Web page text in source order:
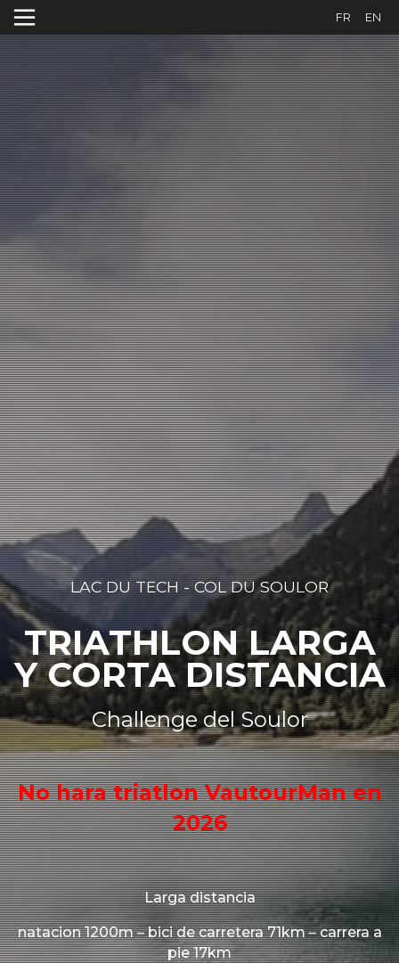
FR EN
LAC DU TECH - COL DU SOULOR
TRIATHLON LARGA
Y CORTA DISTANCIA
Challenge del Soulor
No hara triatlon VautourMan en
2026
Larga distancia
natacion 1200m – bici de carretera 71km – carrera a
pie 17km